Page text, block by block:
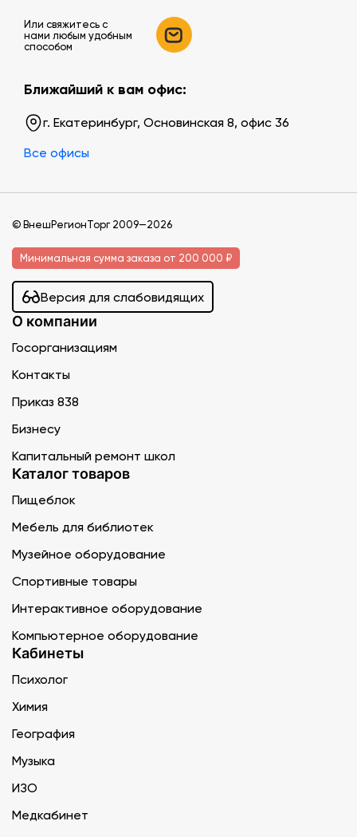
Или свяжитесь c
нами любым удобным
способом
Ближайший к вам офис:
г. Екатеринбург, Основинская 8, офис 36
Все офисы
© ВнешРегионТорг 2009—2026
Минимальная сумма заказа от 200 000 ₽
Версия для слабовидящих
О компании
Госорганизациям
Контакты
Приказ 838
Бизнесу
Капитальный ремонт школ
Каталог товаров
Пищеблок
Мебель для библиотек
Музейное оборудование
Спортивные товары
Интерактивное оборудование
Компьютерное оборудование
Кабинеты
Психолог
Химия
География
Музыка
ИЗО
Медкабинет